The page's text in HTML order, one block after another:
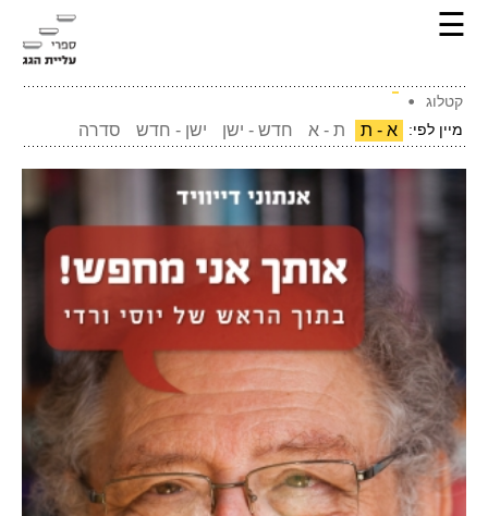
☰
קטלוג
מיין לפי:
א - ת ת - א חדש - ישן ישן - חדש סדרה